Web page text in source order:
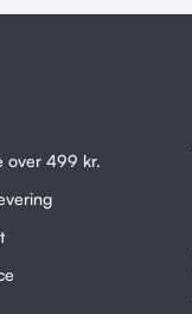
over 499 kr.